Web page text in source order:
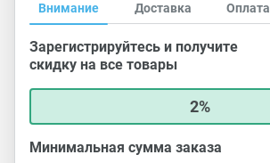
Внимание Доставка Оплата
Зарегистрируйтесь и получите
скидку на все товары
2%
Минимальная сумма заказа